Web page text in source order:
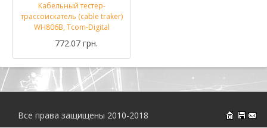
Кабельный тестер-
трассоискатель (cable traker)
WH806B, Tcom-Digital
772.07 грн.
На
Все права защищены 2010-2018